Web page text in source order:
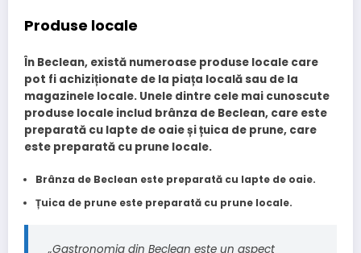
Produse locale
În Beclean, există numeroase produse locale care
pot fi achiziționate de la piața locală sau de la
magazinele locale. Unele dintre cele mai cunoscute
produse locale includ brânza de Beclean, care este
preparată cu lapte de oaie șițuica de prune, care
este preparată cu prune locale.
Brânza de Beclean este preparată cu lapte de oaie.
Țuica de pruneeste preparată cu prune locale.
„Gastronomia din Beclean este un aspect